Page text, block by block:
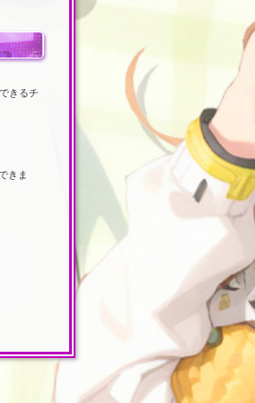
きるチ
きま